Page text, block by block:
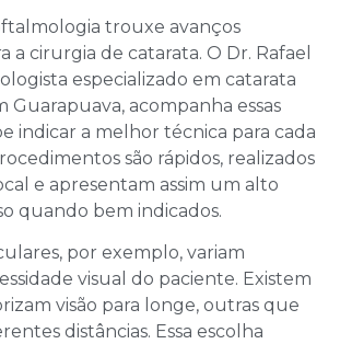
trouxe avanços
a cirurgia de catarata. O Dr. Rafael
especializado em catarata
Guarapuava, acompanha essas
indicar a melhor técnica para cada
são rápidos, realizados
e apresentam assim um alto
quando bem indicados.
por exemplo, variam
visual do paciente. Existem
visão para longe, outras que
distâncias. Essa escolha